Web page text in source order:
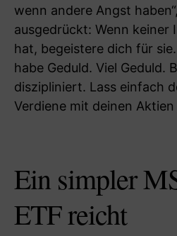
wenn andere Angst
ausgedrückt: Wenn keiner
hat, begeistere dich für
habe Geduld. Viel Geduld.
diszipliniert. Lass einfach
Verdiene mit deinen Aktien
Ein simpler
ETF reicht